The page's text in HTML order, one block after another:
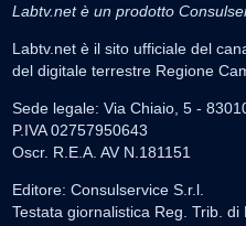
Labtv.net è un prodotto
Labtv.net è il sito ufficiale del
del digitale terrestre Regione
Sede legale: Via Chiaio, 5 -
P.IVA 02757950643
Oscr. R.E.A. AV N.181151
Editore: Consulservice S.r.l.
Testata giornalistica Reg. Trib. di